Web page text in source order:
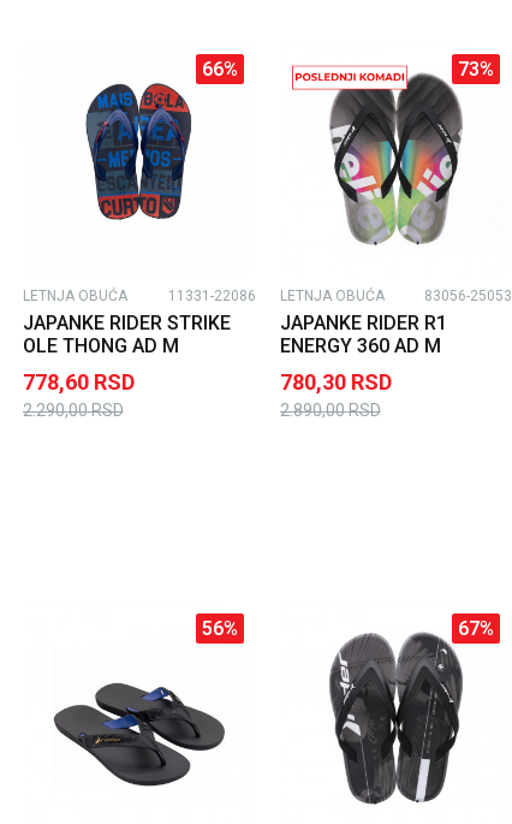
66%
LETNJA OBUĆA 11331-22086
JAPANKE RIDER STRIKE
OLE THONG AD M
778,60 RSD
2.290,00RSD
73%
LETNJA OBUĆA 83056-25053
JAPANKE RIDER R1
ENERGY 360 AD M
780,30 RSD
2.890,00RSD
56% 67%